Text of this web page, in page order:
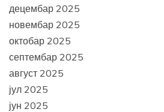
децембар 2025
новембар 2025
октобар 2025
септембар 2025
август 2025
јул 2025
јун 2025